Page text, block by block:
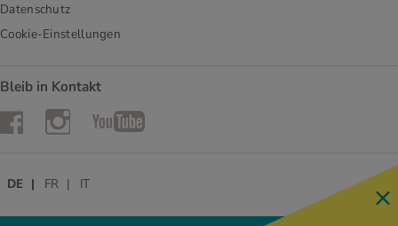
Datenschutz
Cookie-Einstellungen
Bleib in Kontakt
FacebookInstagramYouTube
DE FR IT